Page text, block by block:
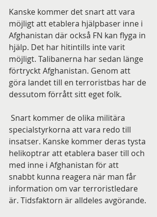
Kanske kommer det snart att vara
möjligt att etablera hjälpbaser inne i
Afghanistan där också FN kan flyga in
hjälp. Det har hitintills inte varit
möjligt. Talibanerna har sedan länge
förtryckt Afghanistan. Genom att
göra landet till en terroristbas har de
dessutom förrått sitt eget folk.
specialstyrkorna att vara redo till
insatser. Kanske kommer deras tysta
helikoptrar att etablera baser till och
med inne i Afghanistan för att
snabbt kunna reagera när man får
information om var terroristledare
är. Tidsfaktorn är alldeles avgörande.